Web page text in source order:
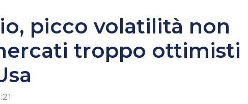
picco volatilità non
troppo ottimisti